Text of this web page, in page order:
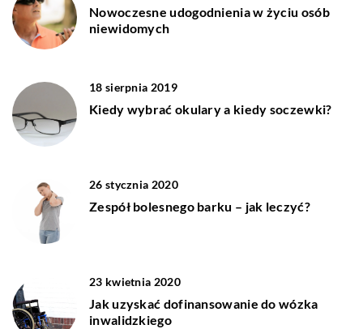
Nowoczesne udogodnienia w życiu osób
niewidomych
18 sierpnia 2019
Kiedy wybrać okulary a kiedy soczewki?
26 stycznia 2020
Zespół bolesnego barku – jak leczyć?
23 kwietnia 2020
Jak uzyskać dofinansowanie do wózka
inwalidzkiego